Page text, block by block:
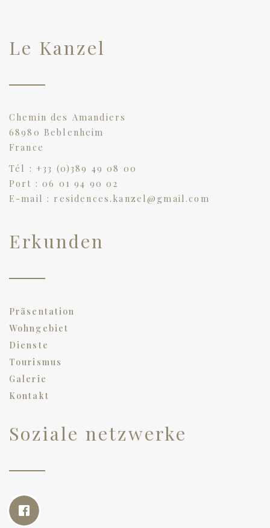
Le Kanzel
Chemin des Amandiers
68980 Beblenheim
France
Tél : +33 (0)389 49 08 00
Port : 06 01 94 90 02
E-mail : residences.kanzel@gmail.com
Erkunden
Präsentation
Wohngebiet
Dienste
Tourismus
Galerie
Kontakt
Soziale netzwerke